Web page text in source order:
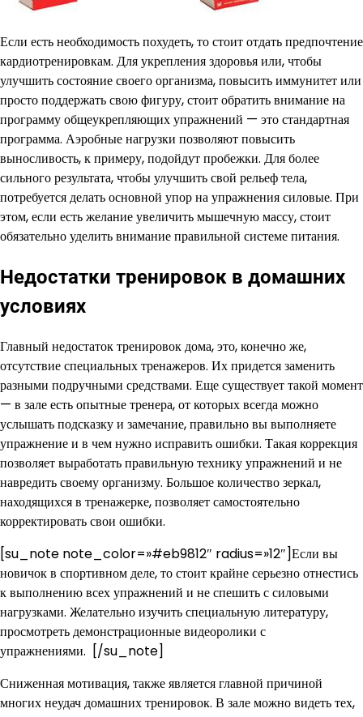
Если есть необходимость похудеть, то стоит отдать предпочтение
кардиотренировкам. Для укрепления здоровья или, чтобы
улучшить состояние своего организма, повысить иммунитет или
просто поддержать свою фигуру, стоит обратить внимание на
программу общеукрепляющих упражнений — это стандартная
программа. Аэробные нагрузки позволяют повысить
выносливость, к примеру, подойдут пробежки. Для более
сильного результата, чтобы улучшить свой рельеф тела,
потребуется делать основной упор на упражнения силовые. При
этом, если есть желание увеличить мышечную массу, стоит
обязательно уделить внимание правильной системе питания.
Недостатки тренировок в домашних
условиях
Главный недостаток тренировок дома, это, конечно же,
отсутствие специальных тренажеров. Их придется заменить
разными подручными средствами. Еще существует такой момент
— в зале есть опытные тренера, от которых всегда можно
услышать подсказку и замечание, правильно вы выполняете
упражнение и в чем нужно исправить ошибки. Такая коррекция
позволяет выработать правильную технику упражнений и не
навредить своему организму. Большое количество зеркал,
находящихся в тренажерке, позволяет самостоятельно
корректировать свои ошибки.
[su_note note_color=»#eb9812″ radius=»12″]Если вы
новичок в спортивном деле, то стоит крайне серьезно отнестись
к выполнению всех упражнений и не спешить с силовыми
нагрузками. Желательно изучить специальную литературу,
просмотреть демонстрационные видеоролики с
упражнениями. [/su_note]
Сниженная мотивация, также является главной причиной
многих неудач домашних тренировок. В зале можно видеть тех,